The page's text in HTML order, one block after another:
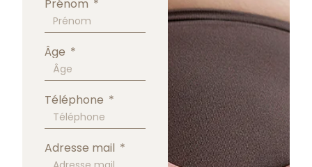
Prénom
Âge
Téléphone
Adresse mail